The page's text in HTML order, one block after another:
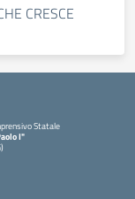
CRESCE
Statale
I"